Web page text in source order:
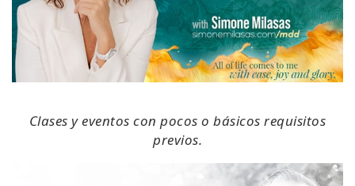
Clases y eventos con pocos o básicos requisitos
previos.